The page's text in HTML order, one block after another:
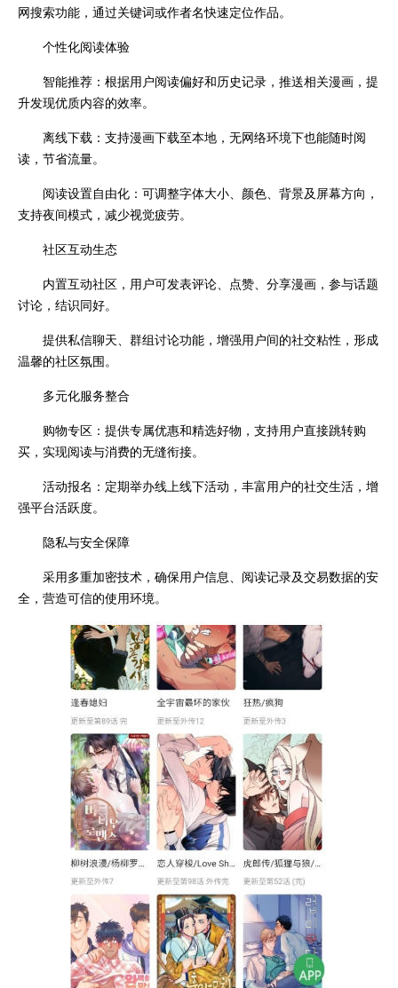
网搜索功能，通过关键词或作者名快速定位作品。
个性化阅读体验
智能推荐：根据用户阅读偏好和历史记录，推送相关漫画，提
升发现优质内容的效率。
离线下载：支持漫画下载至本地，无网络环境下也能随时阅
读，节省流量。
阅读设置自由化：可调整字体大小、颜色、背景及屏幕方向，
支持夜间模式，减少视觉疲劳。
社区互动生态
内置互动社区，用户可发表评论、点赞、分享漫画，参与话题
讨论，结识同好。
提供私信聊天、群组讨论功能，增强用户间的社交粘性，形成
温馨的社区氛围。
多元化服务整合
购物专区：提供专属优惠和精选好物，支持用户直接跳转购
买，实现阅读与消费的无缝衔接。
活动报名：定期举办线上线下活动，丰富用户的社交生活，增
强平台活跃度。
隐私与安全保障
采用多重加密技术，确保用户信息、阅读记录及交易数据的安
全，营造可信的使用环境。